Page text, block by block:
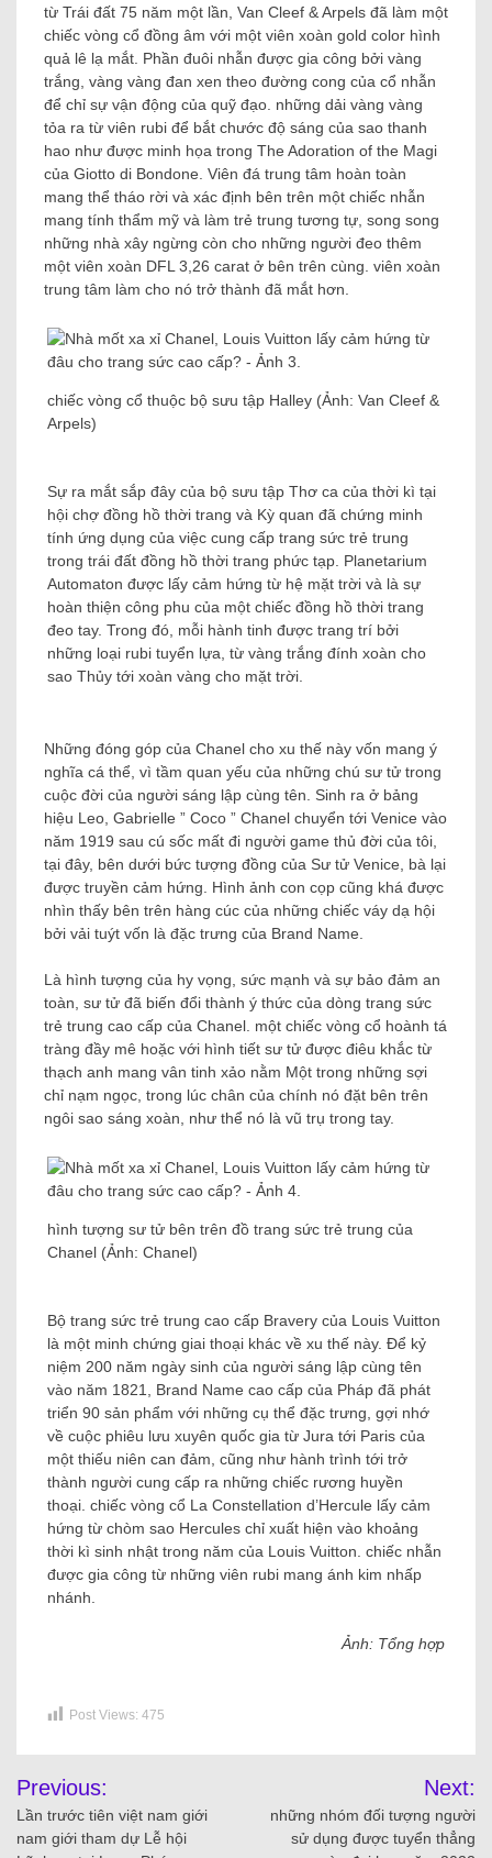
từ Trái đất 75 năm một lần, Van Cleef & Arpels đã làm một
chiếc vòng cổ đồng âm với một viên xoàn gold color hình
quả lê lạ mắt. Phần đuôi nhẫn được gia công bởi vàng
trắng, vàng vàng đan xen theo đường cong của cổ nhẫn
để chỉ sự vận động của quỹ đạo. những dải vàng vàng
tỏa ra từ viên rubi để bắt chước độ sáng của sao thanh
hao như được minh họa trong The Adoration of the Magi
của Giotto di Bondone. Viên đá trung tâm hoàn toàn
mang thể tháo rời và xác định bên trên một chiếc nhẫn
mang tính thẩm mỹ và làm trẻ trung tương tự, song song
những nhà xây ngừng còn cho những người đeo thêm
một viên xoàn DFL 3,26 carat ở bên trên cùng. viên xoàn
trung tâm làm cho nó trở thành đã mắt hơn.
chiếc vòng cổ thuộc bộ sưu tập Halley (Ảnh: Van Cleef &
Arpels)
Sự ra mắt sắp đây của bộ sưu tập Thơ ca của thời kì tại
hội chợ đồng hồ thời trang và Kỳ quan đã chứng minh
tính ứng dụng của việc cung cấp trang sức trẻ trung
trong trái đất đồng hồ thời trang phức tạp. Planetarium
Automaton được lấy cảm hứng từ hệ mặt trời và là sự
hoàn thiện công phu của một chiếc đồng hồ thời trang
đeo tay. Trong đó, mỗi hành tinh được trang trí bởi
những loại rubi tuyển lựa, từ vàng trắng đính xoàn cho
sao Thủy tới xoàn vàng cho mặt trời.
Những đóng góp của Chanel cho xu thế này vốn mang ý
nghĩa cá thể, vì tầm quan yếu của những chú sư tử trong
cuộc đời của người sáng lập cùng tên. Sinh ra ở bảng
hiệu Leo, Gabrielle ” Coco ” Chanel chuyển tới Venice vào
năm 1919 sau cú sốc mất đi người game thủ đời của tôi,
tại đây, bên dưới bức tượng đồng của Sư tử Venice, bà lại
được truyền cảm hứng. Hình ảnh con cọp cũng khá được
nhìn thấy bên trên hàng cúc của những chiếc váy dạ hội
bởi vải tuýt vốn là đặc trưng của Brand Name.
Là hình tượng của hy vọng, sức mạnh và sự bảo đảm an
toàn, sư tử đã biến đổi thành ý thức của dòng trang sức
trẻ trung cao cấp của Chanel. một chiếc vòng cổ hoành tá
tràng đầy mê hoặc với hình tiết sư tử được điêu khắc từ
thạch anh mang vân tinh xảo nằm Một trong những sợi
chỉ nạm ngọc, trong lúc chân của chính nó đặt bên trên
ngôi sao sáng xoàn, như thể nó là vũ trụ trong tay.
hình tượng sư tử bên trên đồ trang sức trẻ trung của
Chanel (Ảnh: Chanel)
Bộ trang sức trẻ trung cao cấp Bravery của Louis Vuitton
là một minh chứng giai thoại khác về xu thế này. Để kỷ
niệm 200 năm ngày sinh của người sáng lập cùng tên
vào năm 1821, Brand Name cao cấp của Pháp đã phát
triển 90 sản phẩm với những cụ thể đặc trưng, ​​gợi nhớ
về cuộc phiêu lưu xuyên quốc gia từ Jura tới Paris của
một thiếu niên can đảm, cũng như hành trình tới trở
thành người cung cấp ra những chiếc rương huyền
thoại. chiếc vòng cổ La Constellation d’Hercule lấy cảm
hứng từ chòm sao Hercules chỉ xuất hiện vào khoảng
thời kì sinh nhật trong năm của Louis Vuitton. chiếc nhẫn
được gia công từ những viên rubi mang ánh kim nhấp
nhánh.
Ảnh: Tổng hợp
Post Views: 475
Previous:
Lần trước tiên việt nam giới
nam giới tham dự Lễ hội
Next:
những nhóm đối tượng người
sử dụng được tuyển thẳng